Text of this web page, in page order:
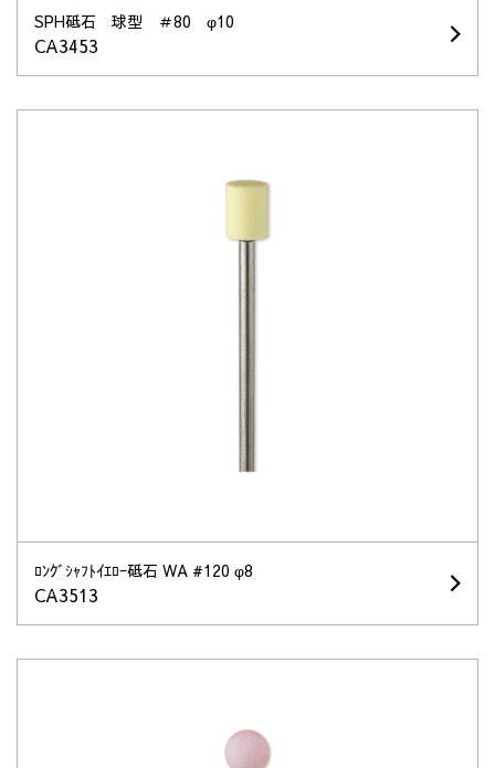
SPH砥石 球型 ＃80 φ10
CA3453
ﾛﾝｸﾞｼｬﾌﾄｲｴﾛｰ砥石 WA #120 φ8
CA3513